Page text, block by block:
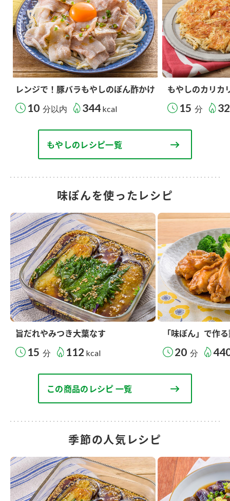
レンジで！豚バラもやしのぽん酢かけ
10 分以内 344 kcal
もやしのカリカ
15 分
もやしのレシピ一覧
味ぽんを使ったレシピ
旨だれやみつき大葉なす
15 分 112 kcal
「味ぽん」で作
20 分
この商品のレシピ 一覧
季節の人気レシピ